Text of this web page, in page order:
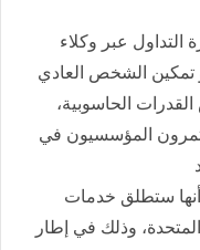
التداول عبر وكلاء
تمكين الشخص العادي
الحاسوبية،
المؤسسيون في
أنها ستطلق خدمات
وذلك في إطار